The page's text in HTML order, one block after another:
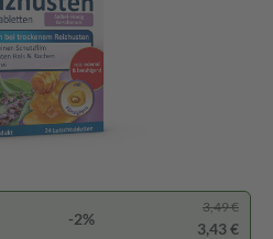
-2%
3,49 €
3,43 €